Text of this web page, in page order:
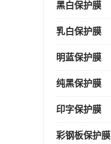
黑白保护膜
乳白保护膜
明蓝保护膜
纯黑保护膜
印字保护膜
彩钢板保护膜